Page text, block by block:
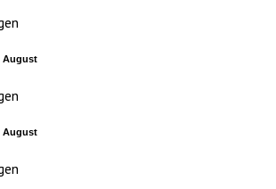
August
August